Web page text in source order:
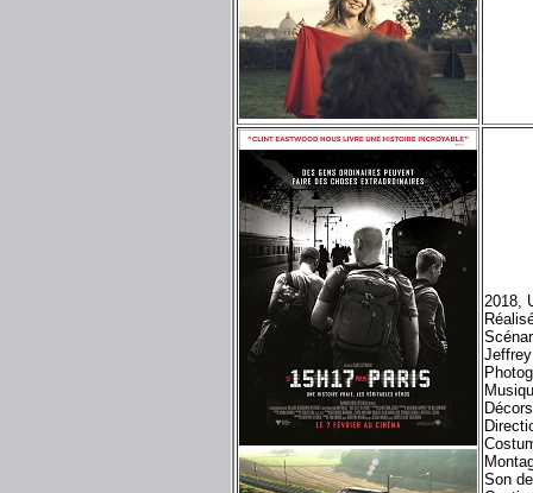
2018,
Son